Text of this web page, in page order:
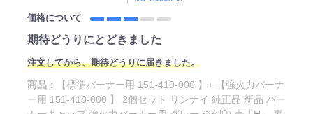
価格について
期待どうりにとどきました
注文してから、期待どうりに届きました。
商品：
【標準バーナー用 151-419-000 】+ 【強火力バーナ
ー用 151-418-000 】 2個セット リンナイ 純正品 新品 バー